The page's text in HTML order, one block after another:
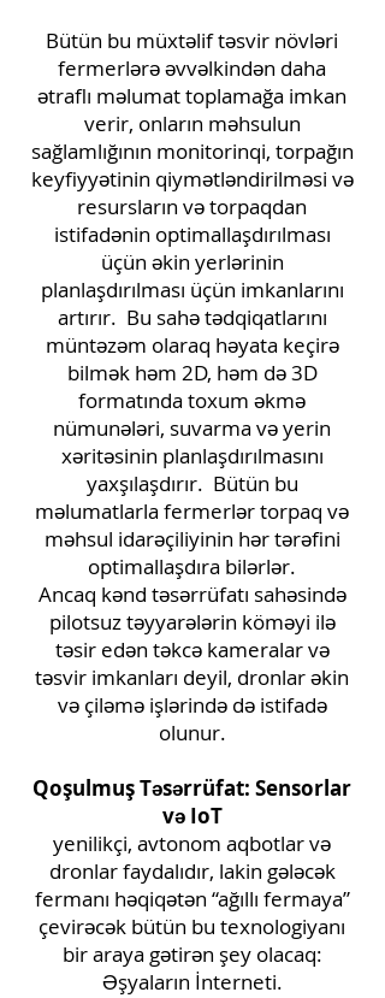
Bütün bu müxtəlif təsvir növləri
fermerlərə əvvəlkindən daha
ətraflı məlumat toplamağa imkan
verir, onların məhsulun
sağlamlığının monitorinqi, torpağın
keyfiyyətinin qiymətləndirilməsi və
resursların və torpaqdan
istifadənin optimallaşdırılması
üçün əkin yerlərinin
planlaşdırılması üçün imkanlarını
artırır. Bu sahə tədqiqatlarını
müntəzəm olaraq həyata keçirə
bilmək həm 2D, həm də 3D
formatında toxum əkmə
nümunələri, suvarma və yerin
xəritəsinin planlaşdırılmasını
yaxşılaşdırır. Bütün bu
məlumatlarla fermerlər torpaq və
məhsul idarəçiliyinin hər tərəfini
optimallaşdıra bilərlər.
Ancaq kənd təsərrüfatı sahəsində
pilotsuz təyyarələrin köməyi ilə
təsir edən təkcə kameralar və
təsvir imkanları deyil, dronlar əkin
və çiləmə işlərində də istifadə
olunur.
Qoşulmuş Təsərrüfat: Sensorlar
və IoT
yenilikçi, avtonom aqbotlar və
dronlar faydalıdır, lakin gələcək
fermanı həqiqətən “ağıllı fermaya”
çevirəcək bütün bu texnologiyanı
bir araya gətirən şey olacaq:
Əşyaların İnterneti.